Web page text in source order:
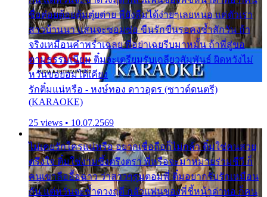
ชื่อต๋อยต้อยตุ้มตุ๋ยต่าย พี่ยังลืมได้ง่ายๆเลยหนอ แค่ตัวเรา
สาวบ้านนา แสนจะซอมซ่อ ขืนรักขืนรอคงช้ำสักวัน ถ้า
จริงเหมือนคำพร่ำเฉลย พี่อย่าเฉยรีบมาหมั้น ถ้าพี่สู่ขอ
ตามธรรมเนียม ติ๋มจะเตรียมรับเกลียวสัมพันธ์ ผิดหวังไม่
หวั่นขอยอมได้เคียง
รักติ๋มแน่หรือ - หงษ์ทอง ดาวอุดร (ซาวด์ดนตรี)
(KARAOKE)
25 views • 10.07.2569
ไม่เคยรักใครแน่หรือ อยากเชื่อถือก็ไม่กล้า ติ๋มใช่คนสวย
ตรึงใจ ติ๋มใช่งามซึ้งตรึงตรา พี่หรือจะมาหมายร่วมชีวี ก็
คนเขาลืออื้อฉาว ว่าสาวๆรุมตอมพี่ ติ๋มอยากรับรักเหมือน
กัน แต่หวั่นจะช้ำดวงฤดี กลัวแฟนของพี่ชี้หน้าด่าทอ ก็คน